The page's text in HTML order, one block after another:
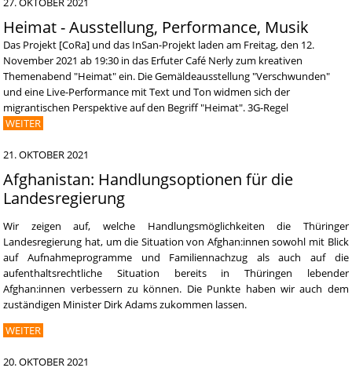
Heimat - Ausstellung, Performance, Musik
Das Projekt [CoRa] und das InSan-Projekt laden am Freitag, den 12.
November 2021 ab 19:30 in das Erfuter Café Nerly zum kreativen
Themenabend "Heimat" ein. Die Gemäldeausstellung "Verschwunden"
und eine Live-Performance mit Text und Ton widmen sich der
migrantischen Perspektive auf den Begriff "Heimat". 3G-Regel
WEITER
21. OKTOBER 2021
Afghanistan: Handlungsoptionen für die
Landesregierung
Wir zeigen auf, welche Handlungsmöglichkeiten die Thüringer
Landesregierung hat, um die Situation von Afghan:innen sowohl mit Blick
auf Aufnahmeprogramme und Familiennachzug als auch auf die
aufenthaltsrechtliche Situation bereits in Thüringen lebender
Afghan:innen verbessern zu können. Die Punkte haben wir auch dem
zuständigen Minister Dirk Adams zukommen lassen.
WEITER
20. OKTOBER 2021